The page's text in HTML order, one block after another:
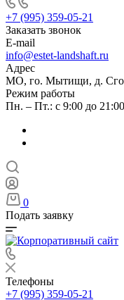
+7 (995) 359-05-21
Заказать звонок
E-mail
info@estet-landshaft.ru
Адрес
МО, го. Мытищи, д.
Режим работы
Пн. – Пт.: с 9:00 до 21:00
0
Подать заявку
Телефоны
+7 (995) 359-05-21